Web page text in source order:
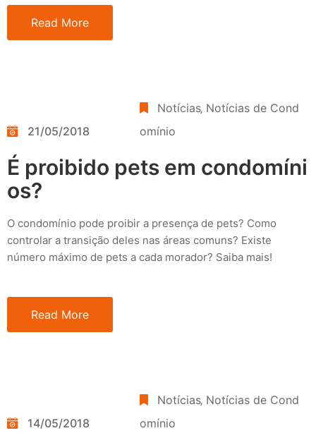
Read More
21/05/2018
Notícias‚ Notícias de Cond
omínio
É proibido pets em condomíni
os?
O condomínio pode proibir a presença de pets? Como
controlar a transição deles nas áreas comuns? Existe
número máximo de pets a cada morador? Saiba mais!
Read More
14/05/2018
Notícias‚ Notícias de Cond
omínio